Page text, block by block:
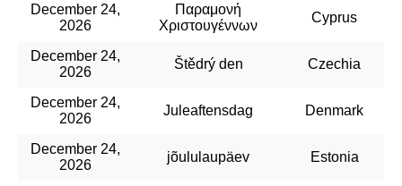
December 24,
2026
Παραμονή
Χριστουγέννων
Cyprus
December 24,
2026
Štědrý den Czechia
December 24,
2026
Juleaftensdag Denmark
December 24,
2026
jõululaupäev Estonia